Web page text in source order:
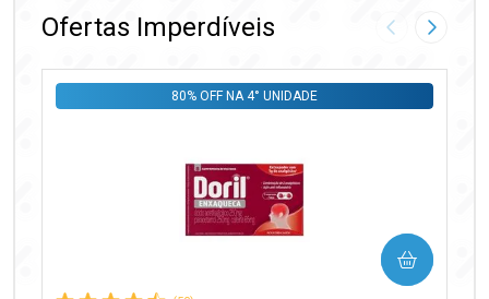
Ofertas Imperdíveis Imagem
80% OFF NA 4° UNIDADE
COMPRAR